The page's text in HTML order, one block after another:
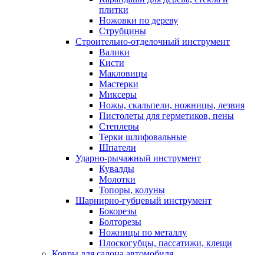
плитки
Ножовки по дереву
Струбцины
Строительно-отделочный инструмент
Валики
Кисти
Макловицы
Мастерки
Миксеры
Ножы, скальпели, ножницы, лезвия
Пистолеты для герметиков, пены
Степлеры
Терки шлифовальные
Шпатели
Ударно-рычажный инструмент
Кувалды
Молотки
Топоры, колуны
Шарнирно-губцевый инструмент
Бокорезы
Болторезы
Ножницы по металлу
Плоскогубцы, пассатижи, клещи